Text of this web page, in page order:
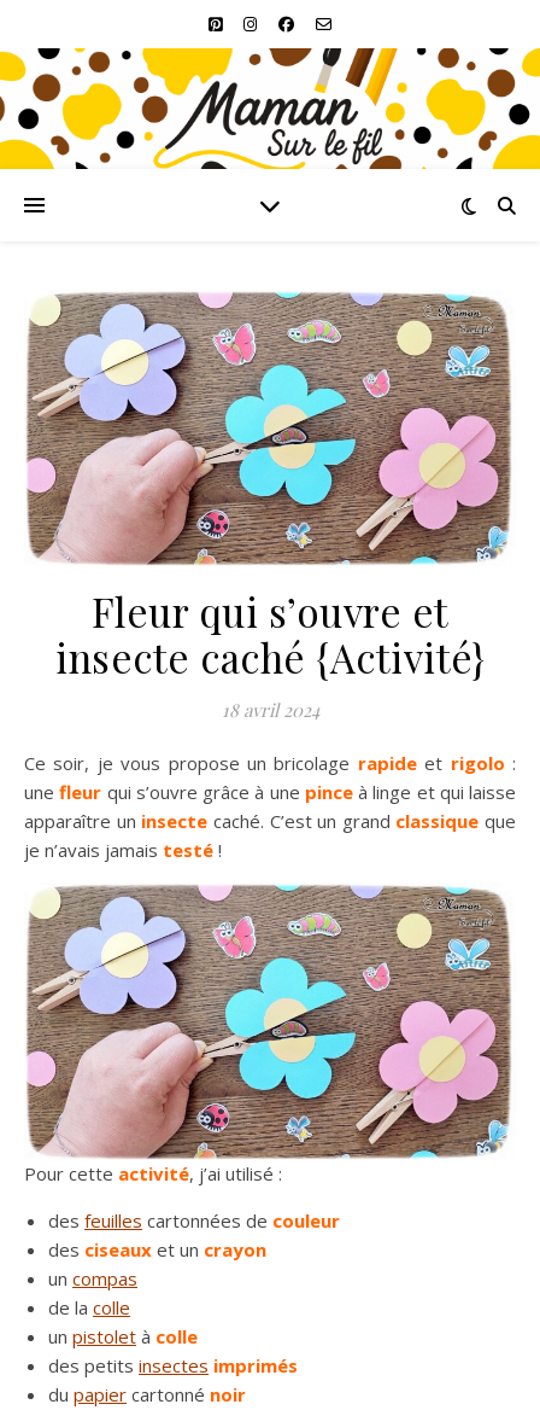
Fleur qui s’ouvre et
insecte caché {Activité}
18 avril 2024
Ce soir, je vous propose un bricolage rapide et rigolo :
unefleur qui s’ouvre grâce à une pince à linge et qui laisse
apparaître un insecte caché. C’est un grand classique que
je n’avais jamais testé !
Pour cette activité, j’ai utilisé :
des feuilles cartonnées de couleur
des ciseaux et un crayon
un compas
de la colle
un pistolet à colle
des petits insectes imprimés
du papier cartonné noir